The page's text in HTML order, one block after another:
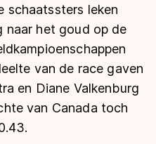
schaatssters leken
naar het goud op de
van de race gaven
en Diane Valkenburg
van Canada toch